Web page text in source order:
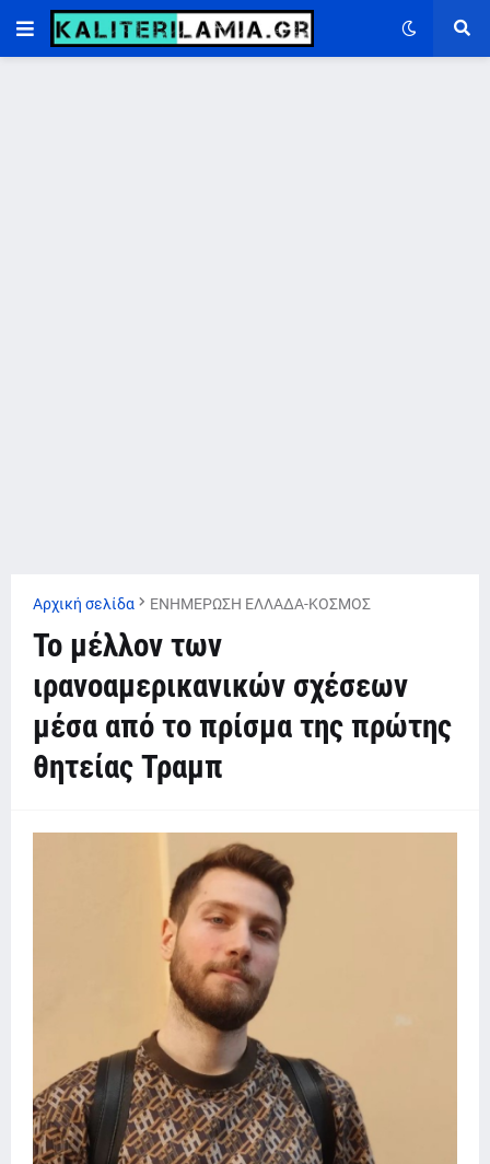
Αρχική σελίδα ΕΝΗΜΕΡΩΣΗ ΕΛΛΑΔΑ-ΚΟΣΜΟΣ
Το μέλλον των
ιρανοαμερικανικών σχέσεων
μέσα από το πρίσμα της πρώτης
θητείας Τραμπ